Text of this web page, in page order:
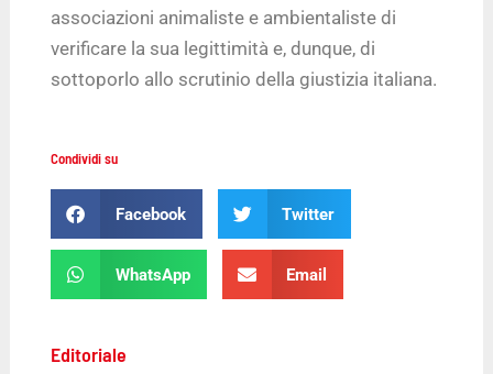
associazioni animaliste e ambientaliste di
verificare la sua legittimità e, dunque, di
sottoporlo allo scrutinio della giustizia italiana.
Condividi su
Facebook Twitter
WhatsApp Email
Editoriale